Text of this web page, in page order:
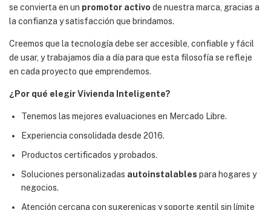
se convierta en un promotor activo de nuestra marca, gracias a
la confianza y satisfacción que brindamos.
Creemos que la tecnología debe ser accesible, confiable y fácil
de usar, y trabajamos día a día para que esta filosofía se refleje
en cada proyecto que emprendemos.
¿Por qué elegir Vivienda Inteligente?
Tenemos las mejores evaluaciones en Mercado Libre.
Experiencia consolidada desde 2016.
Productos certificados y probados.
Soluciones personalizadas autoinstalables para hogares y
negocios.
Atención cercana con sugerenicas y soporte gentil sin límite